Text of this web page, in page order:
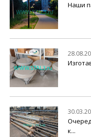
Наши
к...